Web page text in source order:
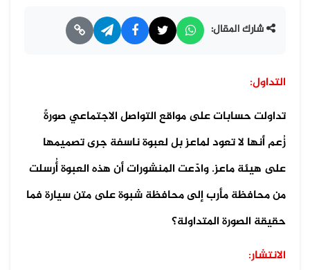
شارك المقال:
التداول:
تداولت حسابات على مواقع التواصل الاجتماعي صورةً
زُعم أنها لا تعود لماعز بل لعبوة ناسفة جرى تصميمها
على هيئة ماعز. وادّعت المنشورات أن هذه العبوة أُرسلت
من محافظة مأرب إلى محافظة شبوة على متن سيارة فما
حقيقة الصورة المتداولة؟
الانتشار: